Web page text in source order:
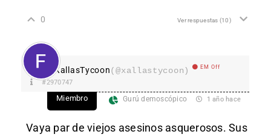
0 Ver respuestas (10)
XallasTycoon(@xallastycoon) EM Off
#2970747
Miembro Gurú demoscópico 1 año hace
Vaya par de viejos asesinos asquerosos. Sus